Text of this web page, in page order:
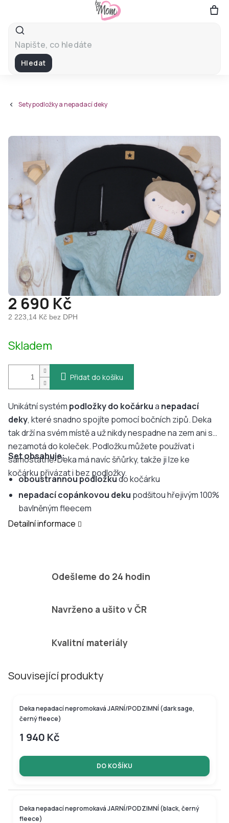
obsah
Hledat
Sety podložky a nepadací deky
2 690 Kč
2 223,14 Kč bez DPH
cena:
Skladem
Přidat do košíku
Unikátní systém podložky do kočárkua nepadací
deky, které snadno spojíte pomocí bočních zipů. Deka
tak drží na svém místě a už nikdy nespadne na zem ani se
nezamotá do koleček. Podložku můžete používat i
samostatně. Deka má navíc šňůrky, takže ji lze ke
kočárku přivázat i bez podložky.
Set obsahuje:
oboustrannou podložkudo kočárku
nepadací copánkovou deku podšitou hřejivým 100%
bavlněným fleecem
Detailní informace
Odešleme do 24 hodin
Navrženo a ušito v ČR
Kvalitní materiály
Související produkty
Deka nepadací nepromokavá JARNÍ/PODZIMNÍ (dark sage,
černý fleece)
1 940 Kč
DO KOŠÍKU
Tip
Deka nepadací nepromokavá JARNÍ/PODZIMNÍ (black, černý
fleece)